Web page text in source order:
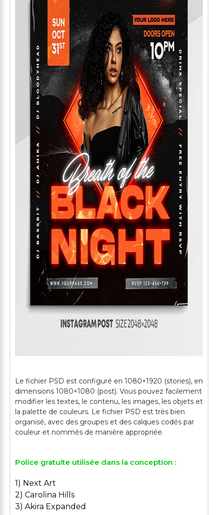
Le fichier PSD est configuré en 1080×1920 (stories), en
dimensions 1080×1080 (post). Vous pouvez facilement
modifier les textes, le contenu, les images, les objets et
la palette de couleurs. Le fichier PSD est très bien
organisé, avec des groupes et des calques codés par
Police gratuite utilisée dans la conception :
1) Next Art
2) Carolina Hills
3) Akira Expanded